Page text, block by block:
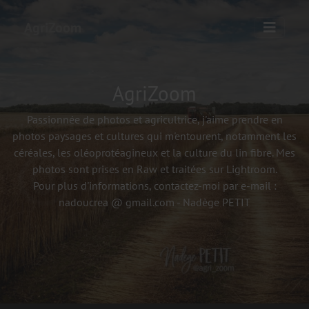
Passionnée de photos et agricultrice, j'aime prendre en
photos paysages et cultures qui m'entourent, notamment les
céréales, les oléoprotéagineux et la culture du lin fibre. Mes
photos sont prises en Raw et traitées sur Lightroom.
Pour plus d'informations, contactez-moi par e-mail :
nadoucrea @ gmail.com - Nadège PETIT